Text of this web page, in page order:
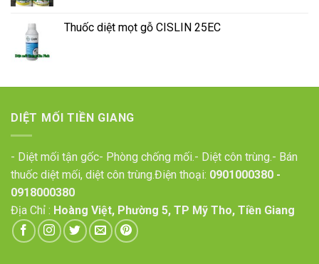
Thuốc diệt mọt gỗ CISLIN 25EC
DIỆT MỐI TIỀN GIANG
- Diệt mối tận gốc- Phòng chống mối.- Diệt côn trùng.- Bán
thuốc diệt mối, diệt côn trùng.Điện thoại: 0901000380 -
0918000380
Địa Chỉ : Hoàng Việt, Phường 5, TP Mỹ Tho, Tiền Giang